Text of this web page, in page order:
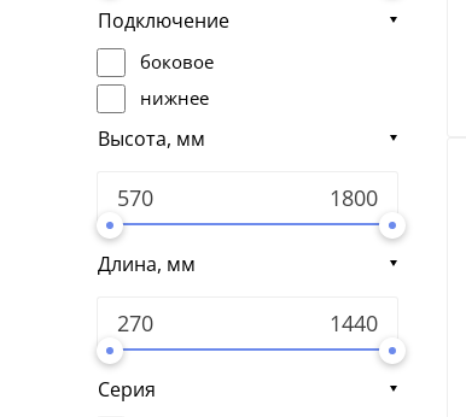
Подключение
боковое
нижнее
Высота, мм
Длина, мм
Серия